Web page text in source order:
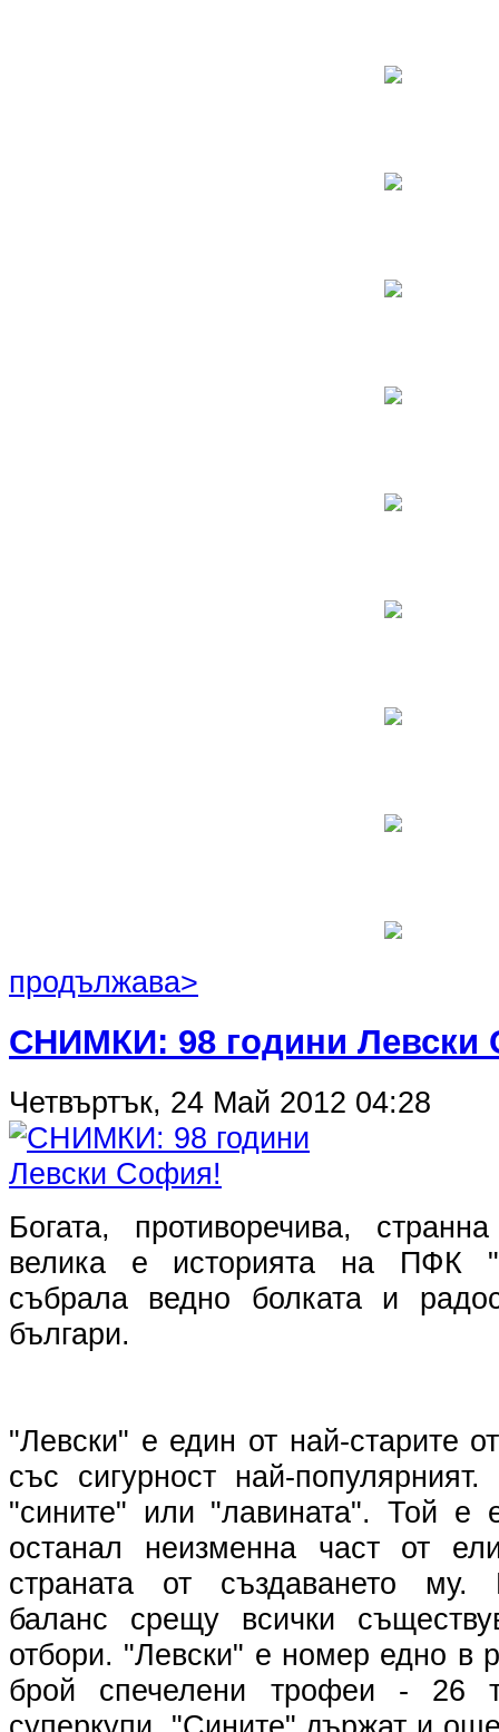
продължава>
СНИМКИ: 98 години Левски
Четвъртък, 24 Май 2012 04:28
Богата, противоречива,
велика е историята на ПФК
събрала ведно болката и
българи.
"Левски" е един от най-старите
със сигурност най-
"сините" или "лавината". Той е
останал неизменна част от
страната от създаването му.
баланс срещу всички
отбори. "Левски" е номер едно в
брой спечелени трофеи - 26